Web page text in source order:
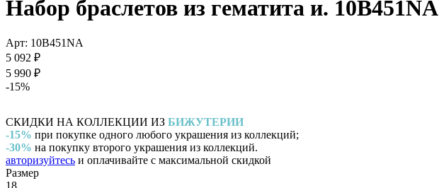
Набор браслетов из гематита и. 10B451NA
Арт: 10B451NA
5 092 ₽
5 990 ₽
-15%
СКИДКИ НА КОЛЛЕКЦИИ ИЗ БИЖУТЕРИИ
-15% при покупке одного любого украшения из коллекций;
-30% на покупку второго украшения из коллекций.
авторизуйтесь и оплачивайте с максимальной скидкой
Размер
18